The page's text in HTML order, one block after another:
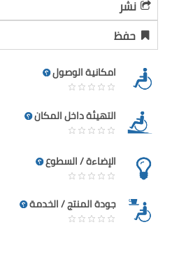
نشر
حفظ
امكانية الوصول
التهيئة داخل المكان
الإضاءة / السطوع
جودة المنتج / الخدمة